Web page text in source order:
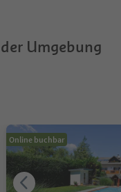
Umgebung
Online buchbar